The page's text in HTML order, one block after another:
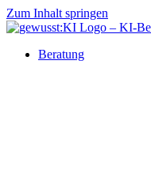
Zum Inhalt springen
Beratung